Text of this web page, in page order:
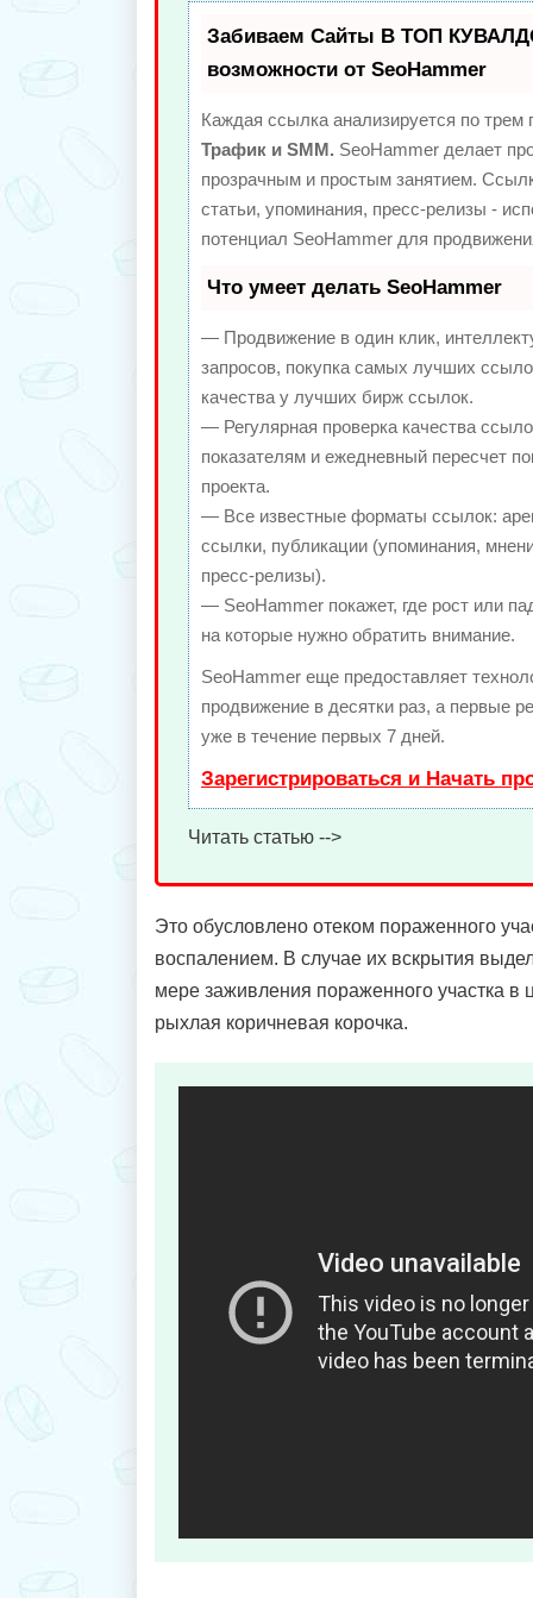
Забиваем Сайты В ТОП
возможности от SeoHammer
Каждая ссылка анализируется по трем
Трафик и SMM. SeoHammer делает
прозрачным и простым занятием.
статьи, упоминания, пресс-релизы -
потенциал SeoHammer для
Что умеет делать SeoHammer
— Продвижение в один клик,
запросов, покупка самых лучших
качества у лучших бирж ссылок.
— Регулярная проверка качества
показателям и ежедневный пересчет
проекта.
— Все известные форматы ссылок:
ссылки, публикации (упоминания,
пресс-релизы).
— SeoHammer покажет, где рост или
на которые нужно обратить внимание.
SeoHammer еще предоставляет
продвижение в десятки раз, а первые
уже в течение первых 7 дней.
Зарегистрироваться и Начать
Читать статью -->
Это обусловлено отеком пораженного
воспалением. В случае их вскрытия
мере заживления пораженного участка в
рыхлая коричневая корочка.